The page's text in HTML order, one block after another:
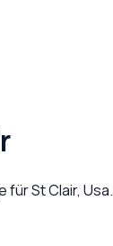
fürSt Clair, Usa